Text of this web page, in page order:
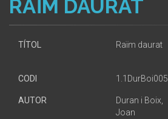
RAÏM DAURAT
TÍTOL Raïm daurat
CODI 1.1DurBoi005
AUTOR
Duran i Boix,
Joan